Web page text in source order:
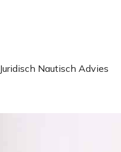
Juridisch Nautisch Advies